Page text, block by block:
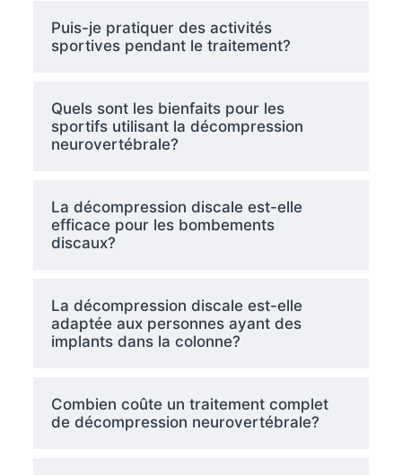
Puis-je pratiquer des activités
sportives pendant le traitement?
Quels sont les bienfaits pour les
sportifs utilisant la décompression
neurovertébrale?
La décompression discale est-elle
efficace pour les bombements
discaux?
La décompression discale est-elle
adaptée aux personnes ayant des
implants dans la colonne?
Combien coûte un traitement complet
de décompression neurovertébrale?